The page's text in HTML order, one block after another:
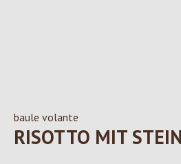
baule volante
RISOTTO MIT